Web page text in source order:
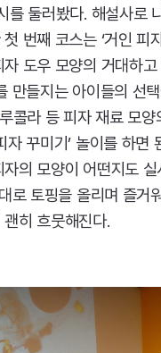
를 둘러봤다. 해설사로
번째 코스는 ‘거인 피
도우 모양의 거대하
만들지는 아이들의 선
콜라 등 피자 재료 모양
자 꾸미기’ 놀이를 하면
의 모양이 어떤지도
로 토핑을 올리며 즐거
히 흐뭇해진다.